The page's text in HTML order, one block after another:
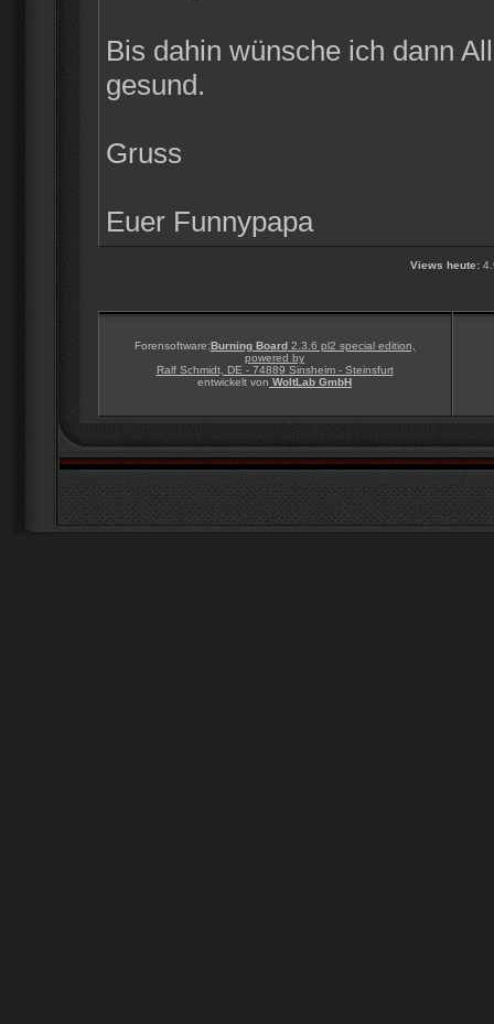
Bis dahin wünsche ich dann
gesund.
Gruss
Euer Funnypapa
Views heute:
Forensoftware:Burning Board2.3.6 pl2 special edition,
powered by
Ralf Schmidt, DE - 74889 Sinsheim - Steinsfurt
entwickelt von WoltLab GmbH